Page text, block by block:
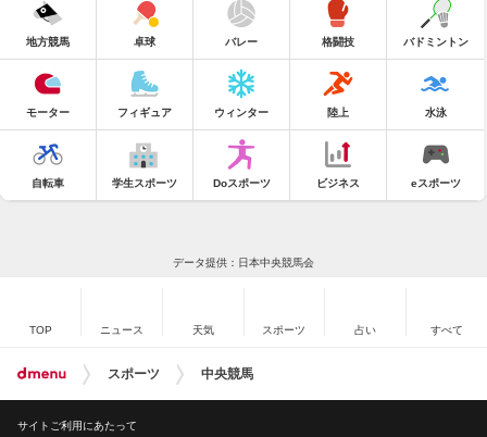
地方競馬 卓球 バレー 格闘技 バドミントン
モーター フィギュア ウィンター 陸上 水泳
自転車 学生スポーツ Doスポーツ ビジネス eスポーツ
データ提供：日本中央競馬会
TOP ニュース 天気 スポーツ 占い すべて
スポーツ 中央競馬
サイトご利用にあたって